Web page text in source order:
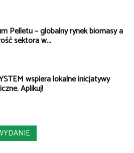
Pelletu – globalny rynek biomasy a
sektora w...
wspiera lokalne inicjatywy
Aplikuj!